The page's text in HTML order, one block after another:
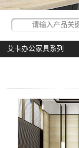
艾卡办公家具系列